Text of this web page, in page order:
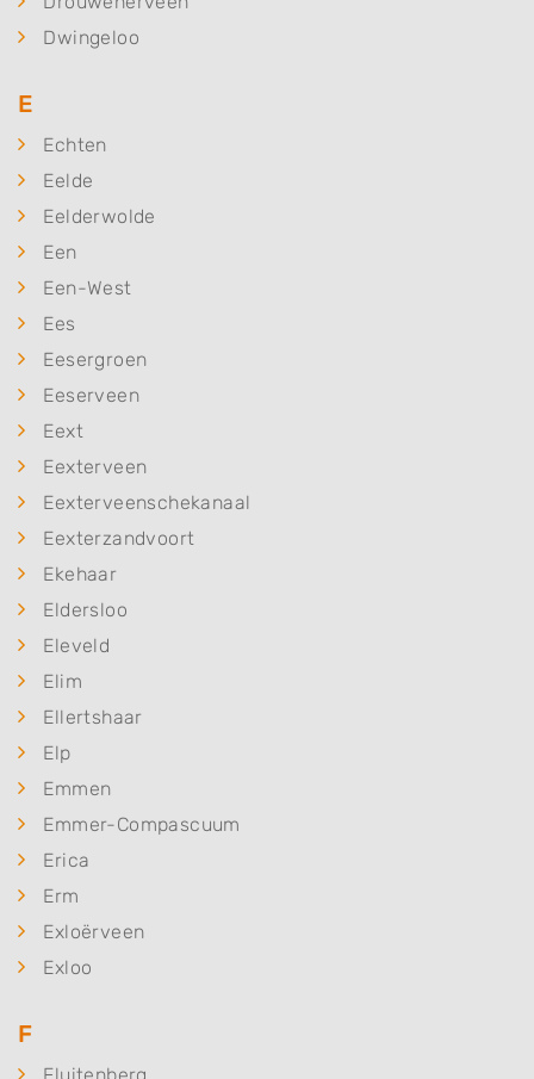
Dwingeloo
E
Echten
Eelde
Eelderwolde
Een
Een-West
Ees
Eesergroen
Eeserveen
Eext
Eexterveen
Eexterveenschekanaal
Eexterzandvoort
Ekehaar
Eldersloo
Eleveld
Elim
Ellertshaar
Elp
Emmen
Emmer-Compascuum
Erica
Erm
Exloërveen
Exloo
F